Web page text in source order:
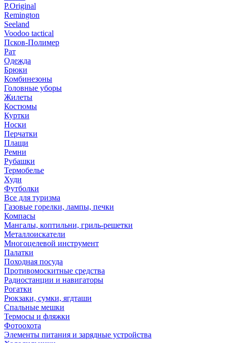
P.Original
Remington
Seeland
Voodoo tactical
Псков-Полимер
Рат
Одежда
Брюки
Комбинезоны
Головные уборы
Жилеты
Костюмы
Куртки
Носки
Перчатки
Плащи
Ремни
Рубашки
Термобелье
Худи
Футболки
Все для туризма
Газовые горелки, лампы, печки
Компасы
Мангалы, коптильни, гриль-решетки
Металлоискатели
Многоцелевой инструмент
Палатки
Походная посуда
Противомоскитные средства
Радиостанции и навигаторы
Рогатки
Рюкзаки, сумки, ягдташи
Спальные мешки
Термосы и фляжки
Фотоохота
Элементы питания и зарядные устройства